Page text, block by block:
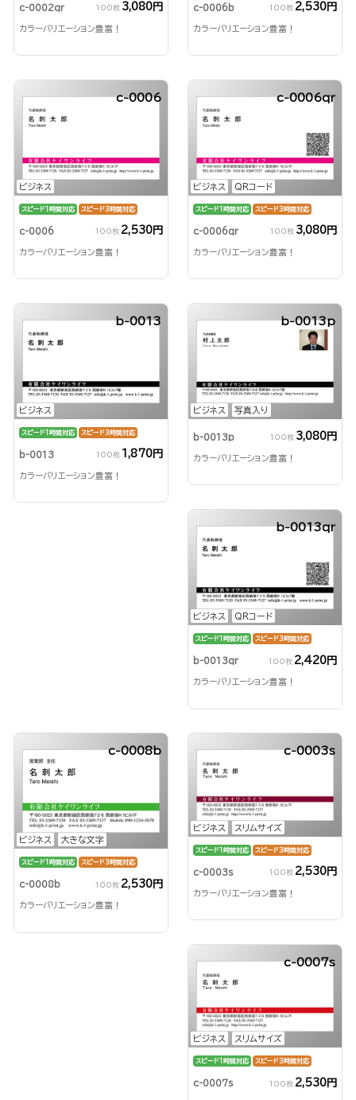
c-0002qr 100枚 3,080円
カラーバリエーション豊富！
c-0006b 100枚 2,530円
カラーバリエーション豊富！
ビジネス
c-0006
スピード1時間対応 スピード3時間対応
c-0006 100枚 2,530円
カラーバリエーション豊富！
ビジネス QRコード
c-0006qr
スピード1時間対応 スピード3時間対応
c-0006qr 100枚 3,080円
カラーバリエーション豊富！
ビジネス
b-0013
スピード1時間対応 スピード3時間対応
b-0013 100枚 1,870円
カラーバリエーション豊富！
ビジネス 写真入り
b-0013p
b-0013p 100枚 3,080円
カラーバリエーション豊富！
ビジネス QRコード
b-0013qr
スピード1時間対応 スピード3時間対応
b-0013qr 100枚 2,420円
カラーバリエーション豊富！
ビジネス 大きな文字
c-0008b
スピード1時間対応 スピード3時間対応
c-0008b 100枚 2,530円
カラーバリエーション豊富！
ビジネス スリムサイズ
c-0003s
スピード1時間対応 スピード3時間対応
c-0003s 100枚 2,530円
カラーバリエーション豊富！
ビジネス スリムサイズ
c-0007s
スピード1時間対応 スピード3時間対応
c-0007s 100枚 2,530円